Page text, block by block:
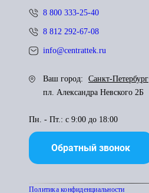
8 800 333-25-40
8 812 292-67-08
info@centrattek.ru
Ваш город:
Санкт-Петербург
пл. Александра Невского 2Б
Пн. - Пт.: с 9:00 до 18:00
Обратный звонок
Политика конфиденциальности